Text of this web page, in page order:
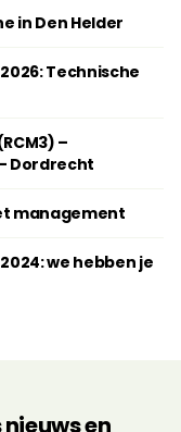
in Den Helder
Technische
–
– Dordrecht
management
we hebben je
en